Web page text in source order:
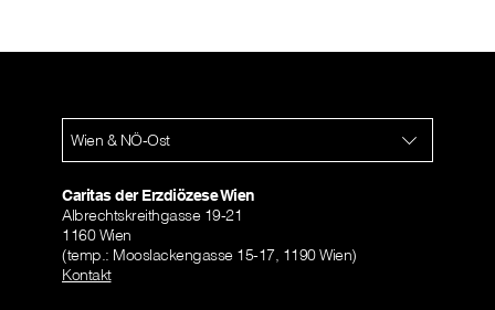
Wien & NÖ-Ost
Caritas der Erzdiözese Wien
Albrechtskreithgasse 19-21
1160 Wien
(temp.: Mooslackengasse 15-17, 1190 Wien)
Kontakt